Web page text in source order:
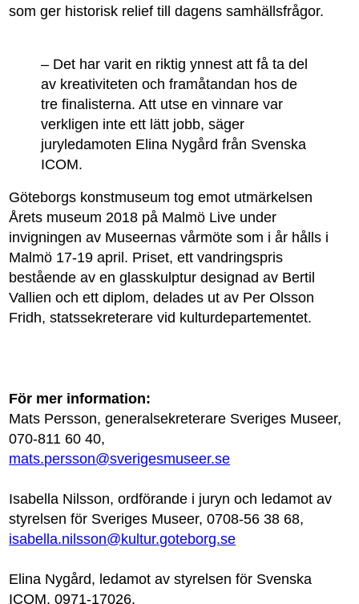
som ger historisk relief till dagens samhällsfrågor.
– Det har varit en riktig ynnest att få ta del
av kreativiteten och framåtandan hos de
tre finalisterna. Att utse en vinnare var
verkligen inte ett lätt jobb, säger
juryledamoten Elina Nygård från Svenska
ICOM.
Göteborgs konstmuseum tog emot utmärkelsen
Årets museum 2018 på Malmö Live under
invigningen av Museernas vårmöte som i år hålls i
Malmö 17-19 april. Priset, ett vandringspris
bestående av en glasskulptur designad av Bertil
Vallien och ett diplom, delades ut av Per Olsson
Fridh, statssekreterare vid kulturdepartementet.
För mer information:
Mats Persson, generalsekreterare Sveriges Museer,
070-811 60 40,
mats.persson@sverigesmuseer.se
Isabella Nilsson, ordförande i juryn och ledamot av
styrelsen för Sveriges Museer, 0708-56 38 68,
isabella.nilsson@kultur.goteborg.se
Elina Nygård, ledamot av styrelsen för Svenska
ICOM, 0971-17026,